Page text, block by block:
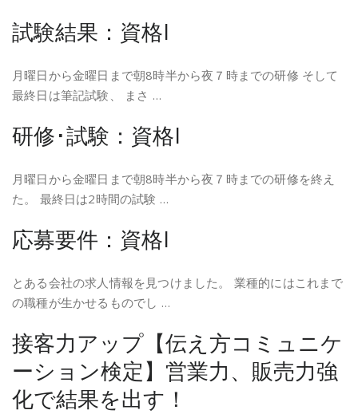
試験結果：資格I
月曜日から金曜日まで朝8時半から夜７時までの研修 そして
最終日は筆記試験、 まさ …
研修･試験：資格I
月曜日から金曜日まで朝8時半から夜７時までの研修を終え
た。 最終日は2時間の試験 …
応募要件：資格I
とある会社の求人情報を見つけました。 業種的にはこれまで
の職種が生かせるものでし …
接客力アップ【伝え方コミュニケ
ーション検定】営業力、販売力強
化で結果を出す！